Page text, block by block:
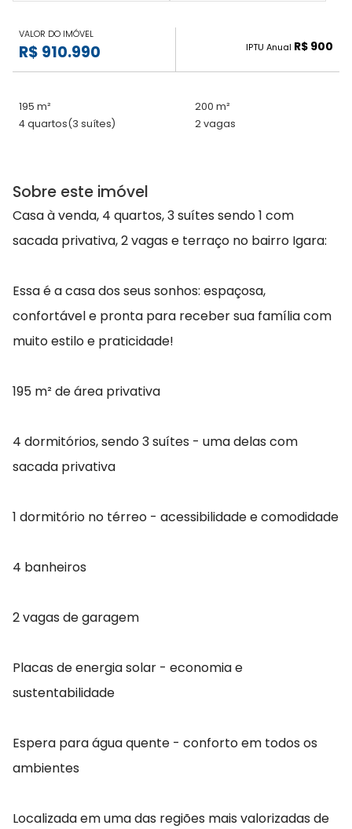
VALOR DO IMÓVEL
R$ 910.990 IPTU Anual R$ 900
195 m²
200 m²
4 quartos(3 suítes) 2 vagas
Sobre este imóvel
Casa à venda, 4 quartos, 3 suítes sendo 1 com
sacada privativa, 2 vagas e terraço no bairro Igara:
Essa é a casa dos seus sonhos: espaçosa,
confortável e pronta para receber sua família com
muito estilo e praticidade!
195 m² de área privativa
4 dormitórios, sendo 3 suítes - uma delas com
sacada privativa
1 dormitório no térreo - acessibilidade e comodidade
4 banheiros
2 vagas de garagem
Placas de energia solar - economia e
sustentabilidade
Espera para água quente - conforto em todos os
ambientes
Localizada em uma das regiões mais valorizadas de